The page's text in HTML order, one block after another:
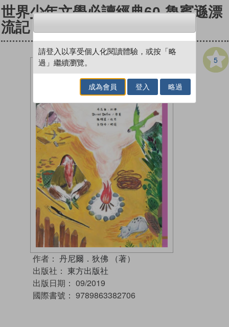
世界少年文學必讀經典60-魯賓遜漂
流記
5
作者： 丹尼爾．狄佛 （著）
出版社： 東方出版社
出版日期： 09/2019
國際書號： 9789863382706
請登入以享受個人化閱讀體驗，或按「略
過」繼續瀏覽。
成為會員 登入 略過